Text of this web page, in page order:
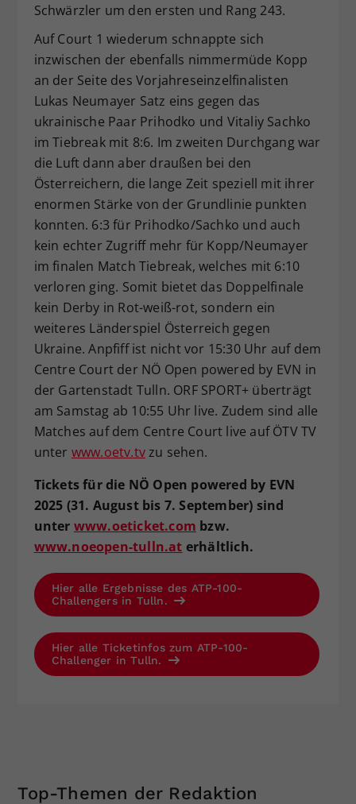
Schwärzler um den ersten und Rang 243.
Auf Court 1 wiederum schnappte sich
inzwischen der ebenfalls nimmermüde Kopp
an der Seite des Vorjahreseinzelfinalisten
Lukas Neumayer Satz eins gegen das
ukrainische Paar Prihodko und Vitaliy Sachko
im Tiebreak mit 8:6. Im zweiten Durchgang war
die Luft dann aber draußen bei den
Österreichern, die lange Zeit speziell mit ihrer
enormen Stärke von der Grundlinie punkten
konnten. 6:3 für Prihodko/Sachko und auch
kein echter Zugriff mehr für Kopp/Neumayer
im finalen Match Tiebreak, welches mit 6:10
verloren ging. Somit bietet das Doppelfinale
kein Derby in Rot-weiß-rot, sondern ein
weiteres Länderspiel Österreich gegen
Ukraine. Anpfiff ist nicht vor 15:30 Uhr auf dem
Centre Court der NÖ Open powered by EVN in
der Gartenstadt Tulln. ORF SPORT+ überträgt
am Samstag ab 10:55 Uhr live. Zudem sind alle
Matches auf dem Centre Court live auf ÖTV TV
unter www.oetv.tvzu sehen.
Tickets für die NÖ Open powered by EVN
2025 (31. August bis 7. September) sind
unter www.oeticket.com bzw.
www.noeopen-tulln.at erhältlich.
Hier alle Ergebnisse des ATP-100-
Challengers in Tulln.
Hier alle Ticketinfos zum ATP-100-
Challenger in Tulln.
Top-Themen der Redaktion